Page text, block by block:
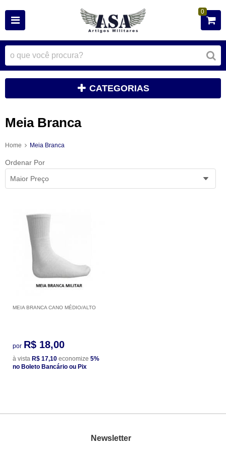
0
CATEGORIAS
Meia Branca
Home Meia Branca
Ordenar Por
Maior Preço
MEIA BRANCA CANO MÉDIO/ALTO
por R$ 18,00
à vista R$ 17,10 economize 5%
no Boleto Bancário ou Pix
Newsletter